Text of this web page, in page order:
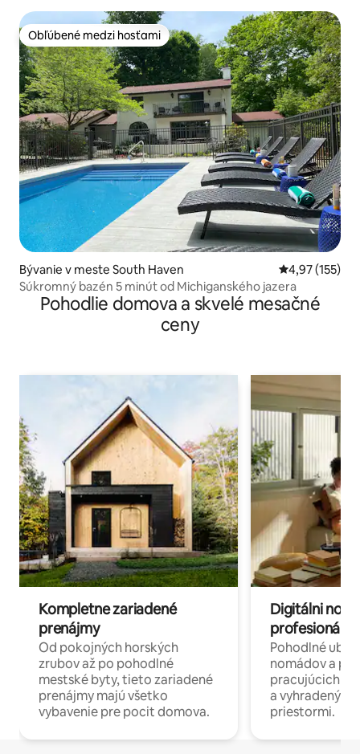
Obľúbené medzi hosťami
Obľúbené medzi hosťami
Bývanie v meste South Haven Priemerné
4,97 (155)
Súkromný bazén 5 minút od Michiganského jazera
Pohodlie domova a skvelé mesačné
ceny
Kompletne zariadené
prenájmy
Od pokojných horských
zrubov až po pohodlné
mestské byty, tieto zariadené
prenájmy majú všetko
vybavenie pre pocit domova.
Digitálni
profesionáli
Pohodlné
nomádov a
pracujúcich
a
priestormi.